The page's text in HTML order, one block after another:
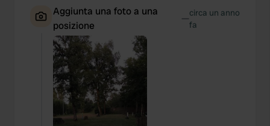
Aggiunta una foto a una
posizione
—circa un anno
fa